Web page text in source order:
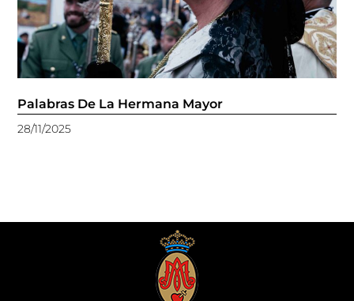
Palabras De La Hermana Mayor
28/11/2025